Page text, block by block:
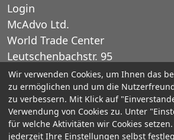
Login
McAdvo Ltd.
World Trade Center
Leutschenbachstr. 95
CH-8050 Zurich
Schweiz
E-Mail: office@mcadvo.com
Wir verwenden Cookies, um Ihnen das
zu ermöglichen und um die
zu verbessern. Mit Klick auf
Verwendung von Cookies zu. Unter
für welche Aktivitäten wir Cookies
jederzeit Ihre Einstellungen selbst